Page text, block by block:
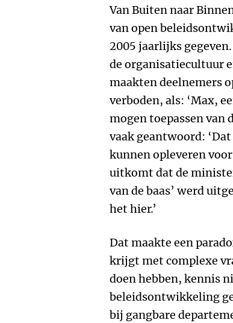
Van Buiten naar
van open
2005 jaarlijks
de organisatiecultuur
maakten deelnemers
verboden, als: ‘Max,
mogen toepassen van
vaak geantwoord:
kunnen opleveren
uitkomt dat de
van de baas’ werd
het hier.’
Dat maakte een
krijgt met complexe
doen hebben, kennis
beleidsontwikkeling
bij gangbare